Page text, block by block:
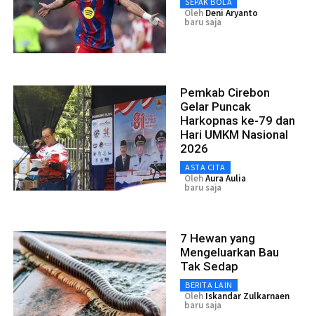
Oleh Deni Aryanto
baru saja
Pemkab Cirebon
Gelar Puncak
Harkopnas ke-79 dan
Hari UMKM Nasional
2026
ASTA CITA
OlehAura Aulia
baru saja
7 Hewan yang
Mengeluarkan Bau
Tak Sedap
BERITA LAIN
Oleh Iskandar Zulkarnaen
baru saja